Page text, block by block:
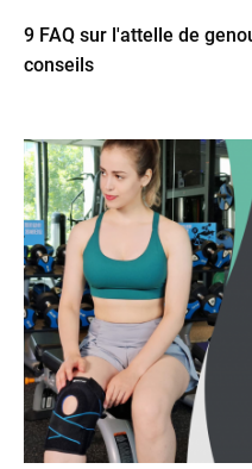
9 FAQ sur l'attelle de
conseils